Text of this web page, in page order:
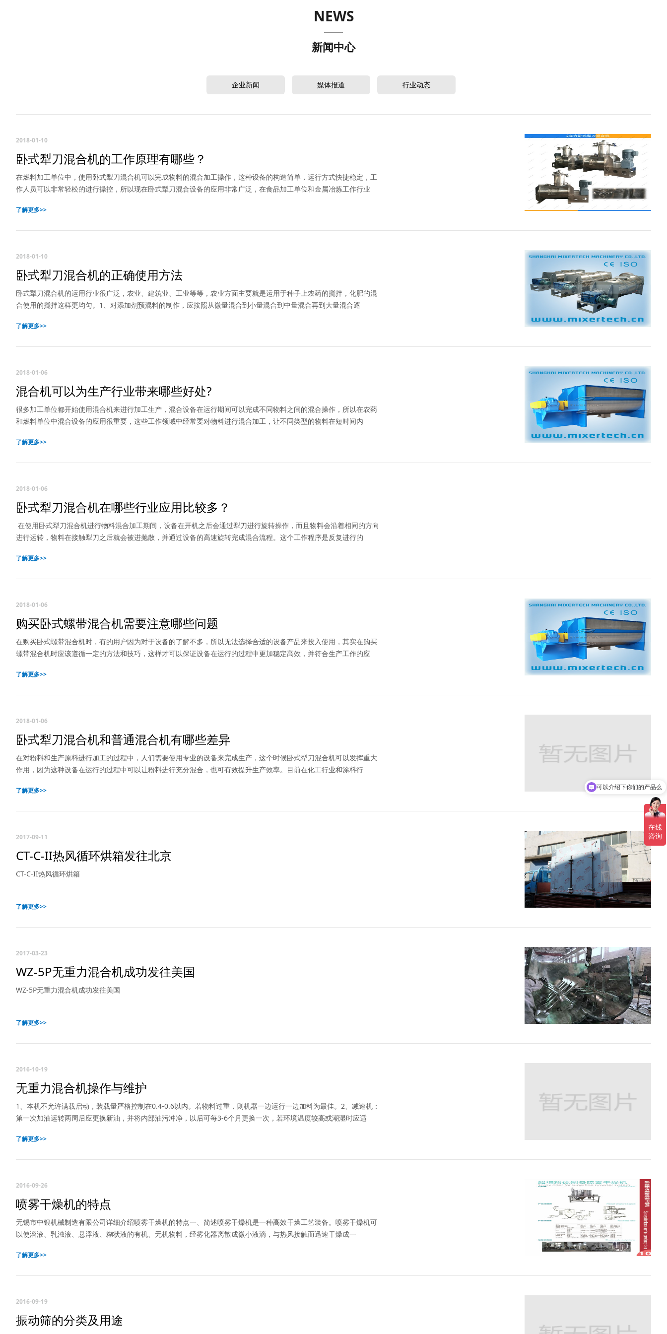
NEWS
新闻中心
企业新闻 媒体报道 行业动态
2018-01-10
卧式犁刀混合机的工作原理有哪些？
在燃料加工单位中，使用卧式犁刀混合机可以完成物料的混合加工操作，这种设备的构造简单，运行方式快捷稳定，工
作人员可以非常轻松的进行操控，所以现在卧式犁刀混合设备的应用非常广泛，在食品加工单位和金属冶炼工作行业
了解更多>>
2018-01-10
卧式犁刀混合机的正确使用方法
卧式犁刀混合机的运用行业很广泛，农业、建筑业、工业等等，农业方面主要就是运用于种子上农药的搅拌，化肥的混
合使用的搅拌这样更均匀。1、对添加剂预混料的制作，应按照从微量混合到小量混合到中量混合再到大量混合逐
了解更多>>
2018-01-06
混合机可以为生产行业带来哪些好处?
很多加工单位都开始使用混合机来进行加工生产，混合设备在运行期间可以完成不同物料之间的混合操作，所以在农药
和燃料单位中混合设备的应用很重要，这些工作领域中经常要对物料进行混合加工，让不同类型的物料在短时间内
了解更多>>
2018-01-06
卧式犁刀混合机在哪些行业应用比较多？
在使用卧式犁刀混合机进行物料混合加工期间，设备在开机之后会通过犁刀进行旋转操作，而且物料会沿着相同的方向
进行运转，物料在接触犁刀之后就会被进抛散，并通过设备的高速旋转完成混合流程。这个工作程序是反复进行的
了解更多>>
2018-01-06
购买卧式螺带混合机需要注意哪些问题
在购买卧式螺带混合机时，有的用户因为对于设备的了解不多，所以无法选择合适的设备产品来投入使用，其实在购买
螺带混合机时应该遵循一定的方法和技巧，这样才可以保证设备在运行的过程中更加稳定高效，并符合生产工作的应
了解更多>>
2018-01-06
卧式犁刀混合机和普通混合机有哪些差异
在对粉料和生产原料进行加工的过程中，人们需要使用专业的设备来完成生产，这个时候卧式犁刀混合机可以发挥重大
作用，因为这种设备在运行的过程中可以让粉料进行充分混合，也可有效提升生产效率。目前在化工行业和涂料行
了解更多>>
2017-09-11
CT-C-II热风循环烘箱发往北京
CT-C-II热风循环烘箱
了解更多>>
2017-03-23
WZ-5P无重力混合机成功发往美国
WZ-5P无重力混合机成功发往美国
了解更多>>
2016-10-19
无重力混合机操作与维护
1、本机不允许满载启动，装载量严格控制在0.4-0.6以内。若物料过重，则机器一边运行一边加料为最佳。2、减速机：
第一次加油运转两周后应更换新油，并将内部油污冲净，以后可每3-6个月更换一次，若环境温度较高或潮湿时应适
了解更多>>
2016-09-26
喷雾干燥机的特点
无锡市中银机械制造有限公司详细介绍喷雾干燥机的特点一、简述喷雾干燥机是一种高效干燥工艺装备。喷雾干燥机可
以使溶液、乳浊液、悬浮液、糊状液的有机、无机物料，经雾化器离散成微小液滴，与热风接触而迅速干燥成一
了解更多>>
2016-09-19
振动筛的分类及用途
可以介绍下你们的产品么